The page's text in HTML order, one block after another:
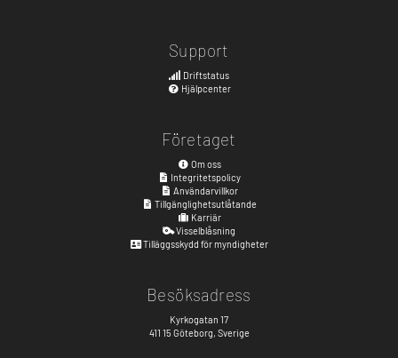
Support
Driftstatus
Hjälpcenter
Företaget
Om oss
Integritetspolicy
Användarvillkor
Tillgänglighetsutlåtande
Karriär
Visselblåsning
Tilläggsskydd för myndigheter
Besöksadress
Kyrkogatan 17
411 15 Göteborg, Sverige